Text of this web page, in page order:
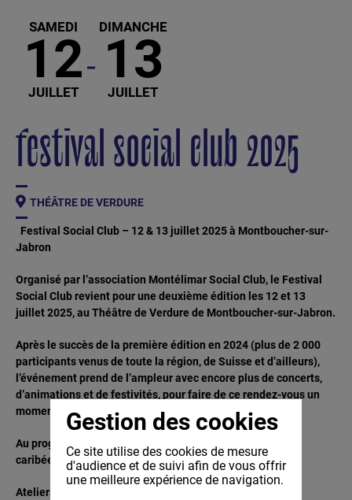
SAMEDI
12
JUILLET
DIMANCHE
13
JUILLET
festival social club 2025
THÉÂTRE DE VERDURE
Festival Social Club – 12 & 13 juillet 2025 à Montboucher-sur-
Jabron
Organisé par l’association Montélimar Social Club, le Festival
Social Club revient pour une deuxième édition les 12 et 13
juillet 2025, au Théâtre de Verdure de Montboucher-sur-Jabron.
Après le succès de la première édition en 2024 (plus de 2 000
participants venus de toute la région, de Suisse et d’ailleurs),
l’événement prend de l’ampleur avec encore plus de concerts,
d’animations et de festivités, pour faire de ce rendez-vous un
moment phare de l’été dans la Drôme.
Au programme : Initiations gratuites aux danses afro-
caribéennes (salsa, bachata, kizomba, reggaeton…)
Ateliers parents/enfants, animations et démonstrations
Gestion des cookies
Ce site utilise des cookies de mesure
d'audience et de suivi afin de vous offrir
une meilleure expérience de navigation.